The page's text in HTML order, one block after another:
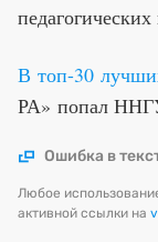
педагогических
В топ-30
РА» попал
Ошибка в
Любое
активной ссылки на